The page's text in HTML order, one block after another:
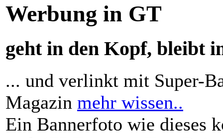
Werbung in GT
geht in den Kopf, bleibt
... und verlinkt mit Super-
Magazin mehr wissen..
Ein Bannerfoto wie dieses